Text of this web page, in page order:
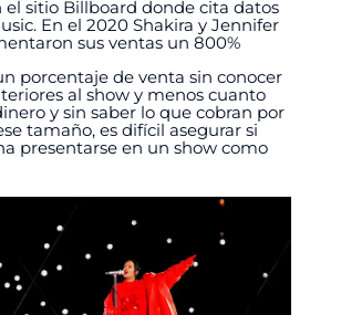
el sitio Billboard donde cita datos
En el 2020 Shakira y Jennifer
sus ventas un 800%
porcentaje de venta sin conocer
al show y menos cuanto
y sin saber lo que cobran por
tamaño, es difícil asegurar si
presentarse en un show como